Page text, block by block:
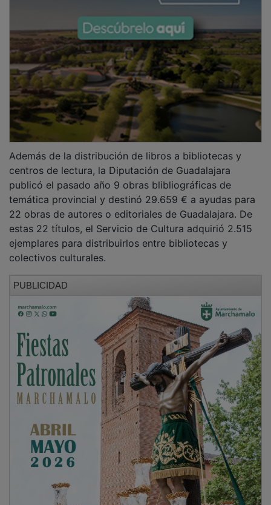
centros de lectura, la Diputación de Guadalajara
publicó el pasado año 9 obras blibliográficas de
temática provincial y destinó 29.659 € a ayudas para
22 obras de autores o editoriales de Guadalajara. De
estas 22 títulos, el Servicio de Cultura adquirió 2.515
ejemplares para distribuirlos entre bibliotecas y
colectivos culturales.